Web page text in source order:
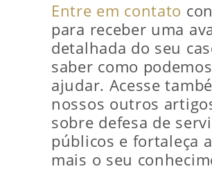
Entre em contato
para receber uma
detalhada do seu
saber como podemos
ajudar. Acesse
nossos outros
sobre defesa de
públicos e fortaleça
mais o seu